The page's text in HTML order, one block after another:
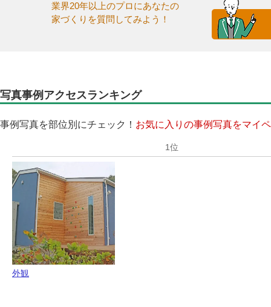
業界20年以上のプロにあなたの
家づくりを質問してみよう！
写真事例アクセスランキング
事例写真を部位別にチェック！ お気に入りの事例写真をマイ
外観